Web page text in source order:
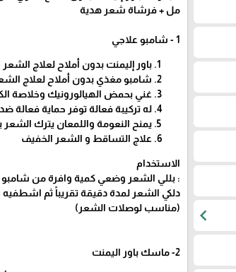
chevron_left
مل + فرشاة شعر هدية
1 - شامبو علاجي
باور إليمنت بدون أملاح لعلاج الشعر
شامبو مغذي بدون أملاح لعلاج
غني بحمض الهيالورونيك وخلاصة
له تركيبة فعالة توفر حماية فعالة
يمنح النعومة واللمعان يترك
علاج التساقط و الشعر الخفيف
الاستخدام
: بللي الشعر وضعي كمية وافرة من شامبو
دلكي الشعر لمدة دقيقة تقريباً ثم اشطفيه
(مناسب لوصلات الشعر)
2- ماسك باور اليمنت